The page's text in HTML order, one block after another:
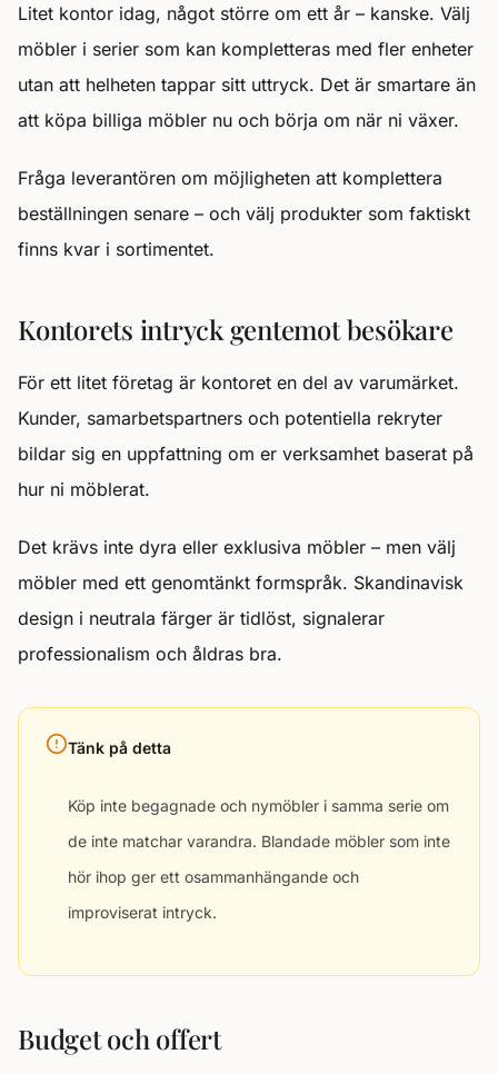
Litet kontor idag, något större om ett år – kanske. Välj
möbler i serier som kan kompletteras med fler enheter
utan att helheten tappar sitt uttryck. Det är smartare än
att köpa billiga möbler nu och börja om när ni växer.
Fråga leverantören om möjligheten att komplettera
beställningen senare – och välj produkter som faktiskt
finns kvar i sortimentet.
Kontorets intryck gentemot besökare
För ett litet företag är kontoret en del av varumärket.
Kunder, samarbetspartners och potentiella rekryter
bildar sig en uppfattning om er verksamhet baserat på
hur ni möblerat.
Det krävs inte dyra eller exklusiva möbler – men välj
möbler med ett genomtänkt formspråk. Skandinavisk
design i neutrala färger är tidlöst, signalerar
professionalism och åldras bra.
Tänk på detta
Köp inte begagnade och nymöbler i samma serie om
de inte matchar varandra. Blandade möbler som inte
hör ihop ger ett osammanhängande och
improviserat intryck.
Budget och offert